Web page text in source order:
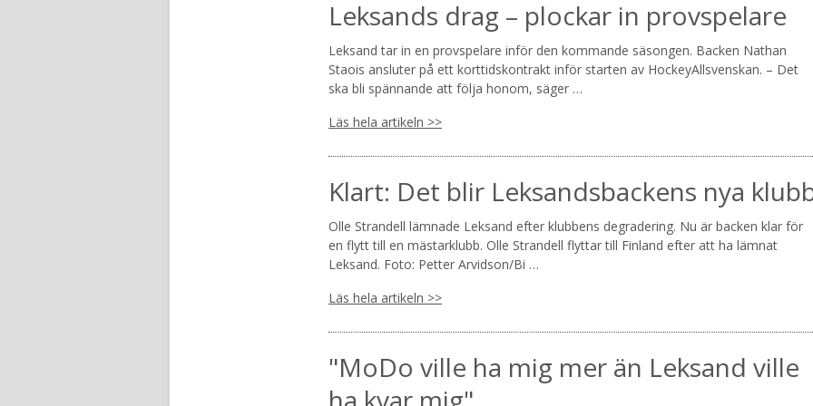
Leksands drag – plockar in provspelare
Leksand tar in en provspelare inför den kommande säsongen. Backen Nathan
Staois ansluter på ett korttidskontrakt inför starten av HockeyAllsvenskan. – Det
ska bli spännande att följa honom, säger …
Läs hela artikeln >>
Klart: Det blir Leksandsbackens nya
Olle Strandell lämnade Leksand efter klubbens degradering. Nu är backen klar för
en flytt till en mästarklubb. Olle Strandell flyttar till Finland efter att ha lämnat
Leksand. Foto: Petter Arvidson/Bi …
Läs hela artikeln >>
"MoDo ville ha mig mer än Leksand ville